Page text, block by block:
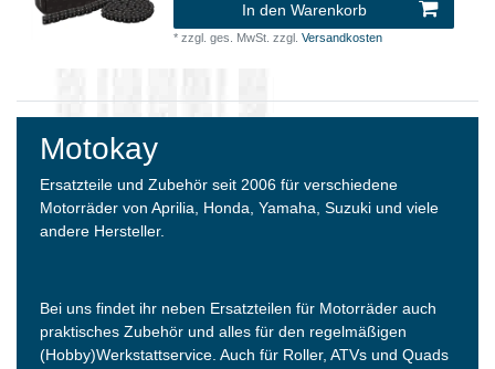
In den Warenkorb
*zzgl. ges. MwSt. zzgl.Versandkosten
Motokay
Ersatzteile und Zubehör seit 2006 für verschiedene
Motorräder von Aprilia, Honda, Yamaha, Suzuki und viele
andere Hersteller.
Bei uns findet ihr neben Ersatzteilen für Motorräder auch
praktisches Zubehör und alles für den regelmäßigen
(Hobby)Werkstattservice. Auch für Roller, ATVs und Quads